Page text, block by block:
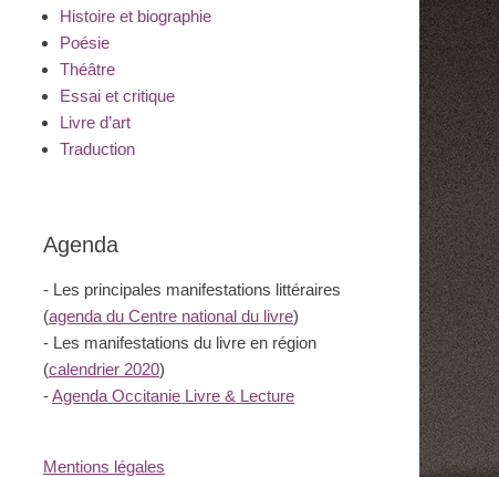
Histoire et biographie
Poésie
Théâtre
Essai et critique
Livre d’art
Traduction
Agenda
- Les principales manifestations littéraires
(agenda du Centre national du livre)
- Les manifestations du livre en région
(calendrier 2020)
-Agenda Occitanie Livre & Lecture
Mentions légales